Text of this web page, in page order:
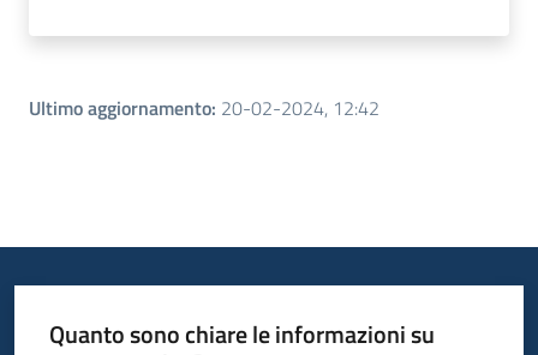
Ultimo aggiornamento: 20-02-2024, 12:42
Quanto sono chiare le informazioni su